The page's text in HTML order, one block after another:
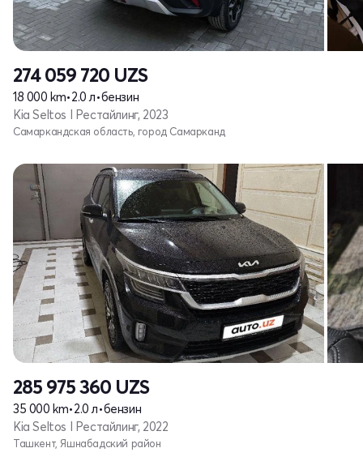
274 059 720 UZS
18 000 km•2.0 л•бензин
Kia Seltos I Рестайлинг, 2023
Самаркандская область, город Самарканд
285 975 360 UZS
35 000 km•2.0 л•бензин
Kia Seltos I Рестайлинг, 2022
Ташкент, Яшнабадский район